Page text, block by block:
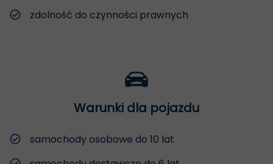
zdolność do czynności prawnych
Warunki dla pojazdu
samochody osobowe do 10 lat